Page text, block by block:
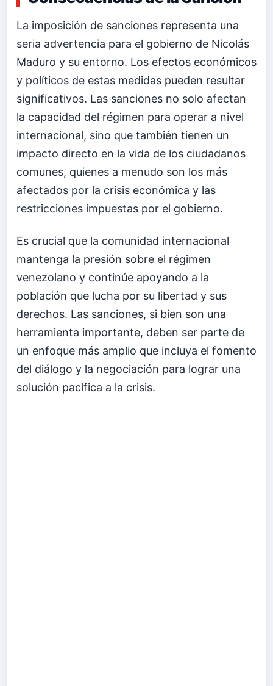
La imposición de sanciones representa una
seria advertencia para el gobierno de Nicolás
Maduro y su entorno. Los efectos económicos
y políticos de estas medidas pueden resultar
significativos. Las sanciones no solo afectan
la capacidad del régimen para operar a nivel
internacional, sino que también tienen un
impacto directo en la vida de los ciudadanos
comunes, quienes a menudo son los más
afectados por la crisis económica y las
restricciones impuestas por el gobierno.
Es crucial que la comunidad internacional
mantenga la presión sobre el régimen
venezolano y continúe apoyando a la
población que lucha por su libertad y sus
derechos. Las sanciones, si bien son una
herramienta importante, deben ser parte de
un enfoque más amplio que incluya el fomento
del diálogo y la negociación para lograr una
solución pacífica a la crisis.